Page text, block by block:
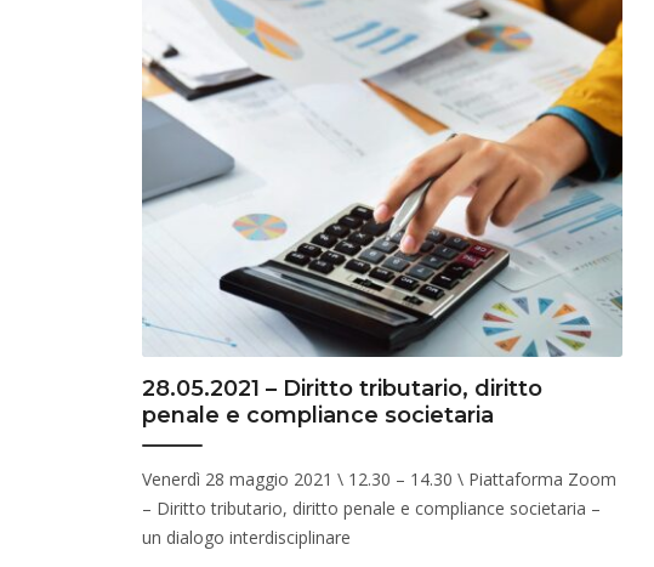
28.05.2021 – Diritto tributario, diritto
penale e compliance societaria
Venerdì 28 maggio 2021 \ 12.30 – 14.30 \ Piattaforma Zoom
– Diritto tributario, diritto penale e compliance societaria –
un dialogo interdisciplinare